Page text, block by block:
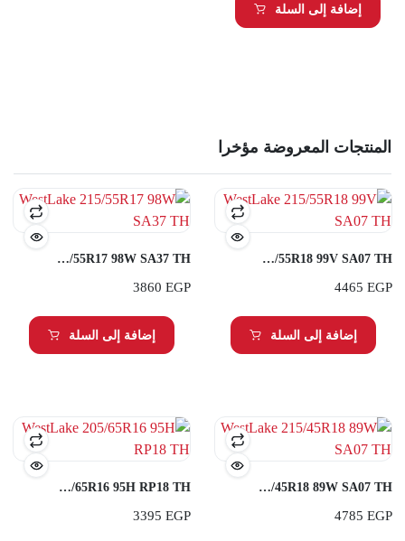
إضافة إلى السلة
المنتجات المعروضة مؤخرا
WestLake 215/55R18 99V SA07 TH
4465 EGP
إضافة إلى السلة
WestLake 215/55R17 98W SA37 TH
3860EGP
إضافة إلى السلة
WestLake 215/45R18 89W SA07 TH
4785 EGP
WestLake 205/65R16 95H RP18 TH
3395EGP